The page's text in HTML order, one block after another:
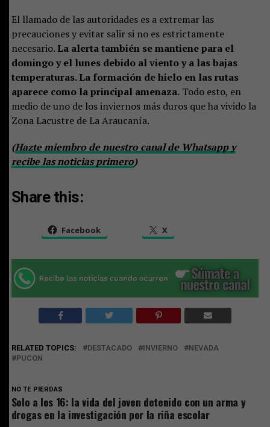
El llamado de las autoridades es a extremar las
precauciones y evitar salir si no es estrictamente
necesario. La alerta también se mantiene para el
domingo y el lunes debido al viento y a las bajas
temperaturas. La formación de hielo en las rutas
aparece como la principal amenaza.Todo esto, en
medio de uno de los inviernos más duros que ha vivido la
Zona Lacustre de La Araucanía.
(Hazte miembro de nuestro canal de Whatsapp y
recibe las noticias primero)
Share this:
Facebook X
RELATED TOPICS: DESTACADO INVIERNO
NEVADA
PUCON
NO TE PIERDAS
Solo a los 16: la vida del joven detenido con un arma y
drogas en la investigación por la riña escolar